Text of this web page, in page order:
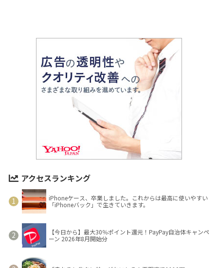
アクセスランキング
iPhoneケース、卒業しました。これからは最高に使いやすい
「iPhoneバック」で生きていきます。
【今日から】最大30％ポイント還元！PayPay自治体キャンペ
ーン 2026年8月開始分